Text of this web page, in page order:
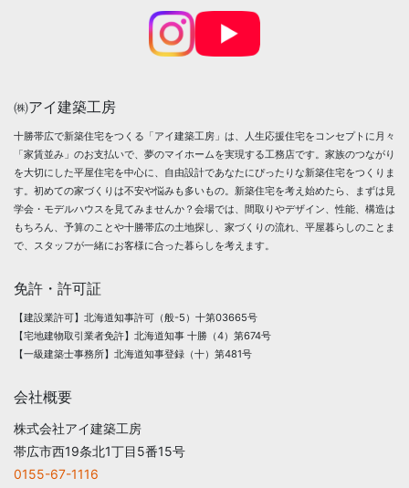
㈱アイ建築工房
十勝帯広で新築住宅をつくる「アイ建築工房」は、人生応援住宅をコンセプトに月々
「家賃並み」のお支払いで、夢のマイホームを実現する工務店です。家族のつながり
を大切にした平屋住宅を中心に、自由設計であなたにぴったりな新築住宅をつくりま
す。初めての家づくりは不安や悩みも多いもの。新築住宅を考え始めたら、まずは見
学会・モデルハウスを見てみませんか？会場では、間取りやデザイン、性能、構造は
もちろん、予算のことや十勝帯広の土地探し、家づくりの流れ、平屋暮らしのことま
で、スタッフが一緒にお客様に合った暮らしを考えます。
免許・許可証
【建設業許可】北海道知事許可（般-5）十第03665号
【宅地建物取引業者免許】北海道知事 十勝（4）第674号
【一級建築士事務所】北海道知事登録（十）第481号
会社概要
株式会社アイ建築工房
帯広市西19条北1丁目5番15号
0155-67-1116